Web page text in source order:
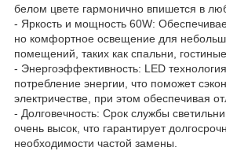
белом цвете гармонично впишется в
- Яркость и мощность 60W:
но комфортное освещение для
помещений, таких как спальни,
- Энергоэффективность: LED
потребление энергии, что поможет
электричестве, при этом обеспечивая
- Долговечность: Срок службы
очень высок, что гарантирует
необходимости частой замены.